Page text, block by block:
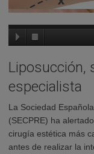
Liposucción,
especialista
La Sociedad
(SECPRE) ha
cirugía estética más
antes de realizar la